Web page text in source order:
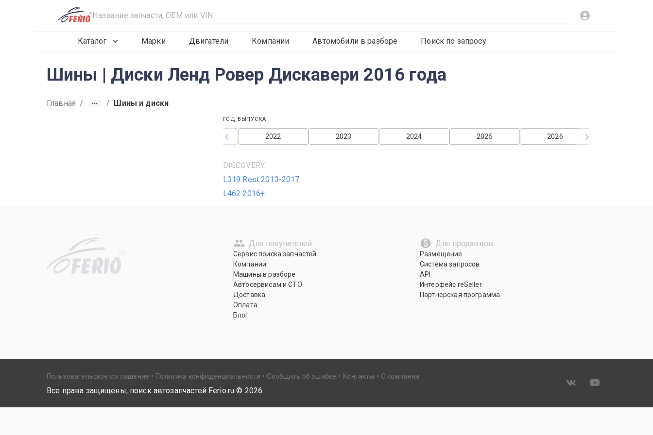
R
Каталог Марки Двигатели Компании Автомобили в разборе Поиск по запросу
Шины | Диски Ленд Ровер Дискавери 2016 года
Главная / / Шины и диски
ГОД ВЫПУСКА
2026
2025
2024
2023
2022
DISCOVERY
L319 Rest 2013-2017
L462 2016+
R
Для покупателей
Сервис поиска запчастей
Компании
Машины в разборе
Автосервисам и СТО
Доставка
Оплата
Блог
Для продавцов
Размещение
Система запросов
API
Интерфейс reSeller
Партнерская программа
Пользовательское соглашение Политика конфиденциальности Сообщить об ошибке Контакты О компании
Все права защищены, поиск автозапчастей Ferio.ru © 2026